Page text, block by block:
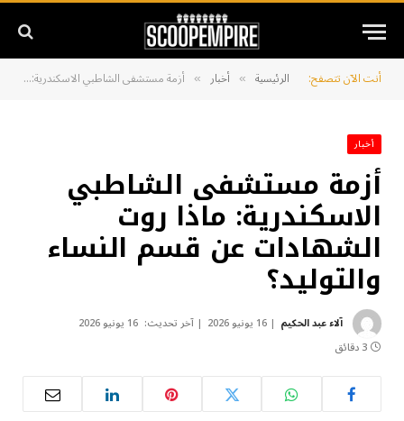
أنت الآن تتصفح: الرئيسية » أخبار » أزمة مستشفى الشاطبي الاسكندرية: ماذا روت الشهادات عن قسم النساء والتوليد؟
أخبار
أزمة مستشفى الشاطبي
الاسكندرية: ماذا روت
الشهادات عن قسم النساء
والتوليد؟
آلاء عبد الحكيم 16 يونيو 2026 آخر تحديث: 16 يونيو 2026
3 دقائق